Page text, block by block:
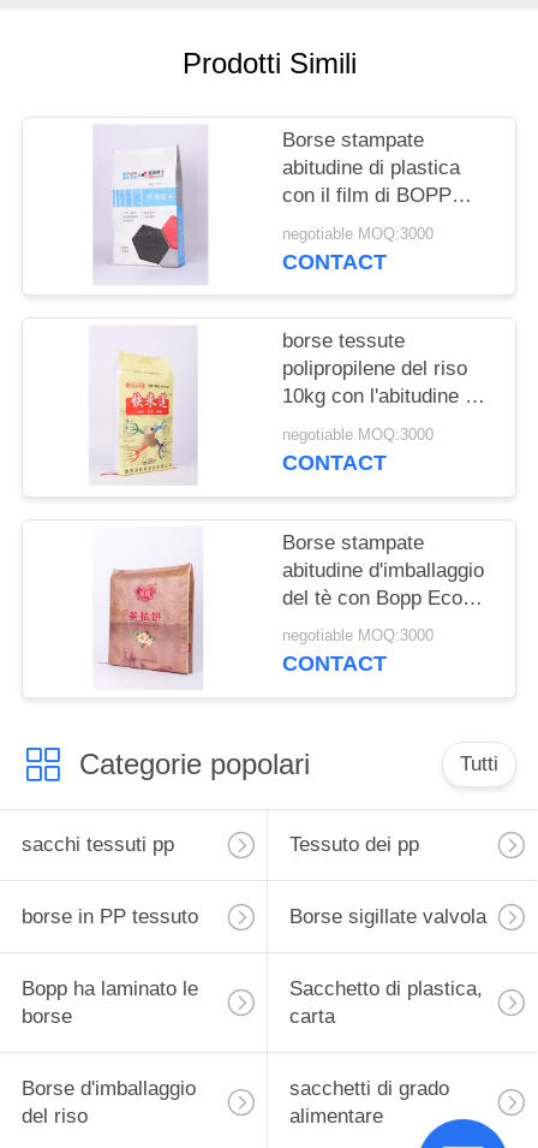
Prodotti Simili
Borse stampate
abitudine di plastica
con il film di BOPP
Perlized che stampa
materiale tessuto pp
negotiable MOQ:3000
CONTACT
borse tessute
polipropilene del riso
10kg con l'abitudine di
cucito del filo della
maniglia stampate
negotiable MOQ:3000
CONTACT
Borse stampate
abitudine d'imballaggio
del tè con Bopp Eco
materiale tessuto pp
amichevole
negotiable MOQ:3000
CONTACT
Categorie popolari Tutti
sacchi tessuti pp Tessuto dei pp
borse in PP tessuto Borse sigillate valvola
Bopp ha laminato le
borse
Sacchetto di plastica,
carta
Borse d'imballaggio
del riso
sacchetti di grado
alimentare